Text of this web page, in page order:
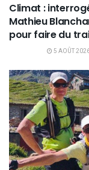
Climat :
Mathieu
pour faire du
5 AOÛT